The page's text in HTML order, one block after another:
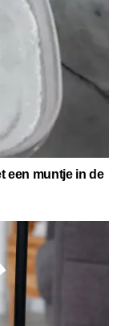
een muntje in de